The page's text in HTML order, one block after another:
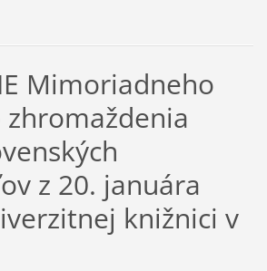
Mimoriadneho
z 20. januára
knižnici v